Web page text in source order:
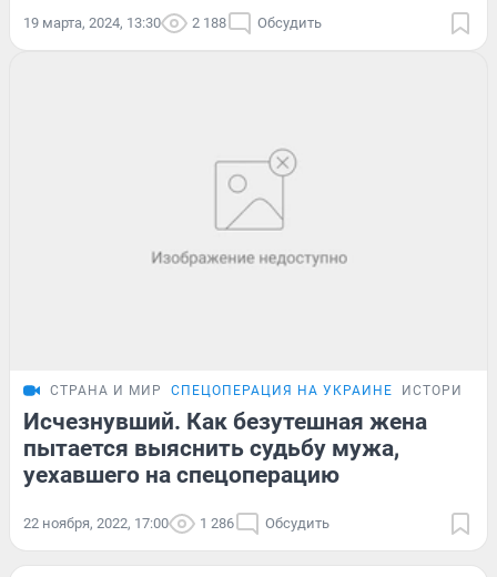
19 марта, 2024, 13:30 2 188 Обсудить
СТРАНА И МИР СПЕЦОПЕРАЦИЯ НА УКРАИНЕ ИСТОРИИ
Исчезнувший. Как безутешная жена
пытается выяснить судьбу мужа,
уехавшего на спецоперацию
22 ноября, 2022, 17:00 1 286 Обсудить